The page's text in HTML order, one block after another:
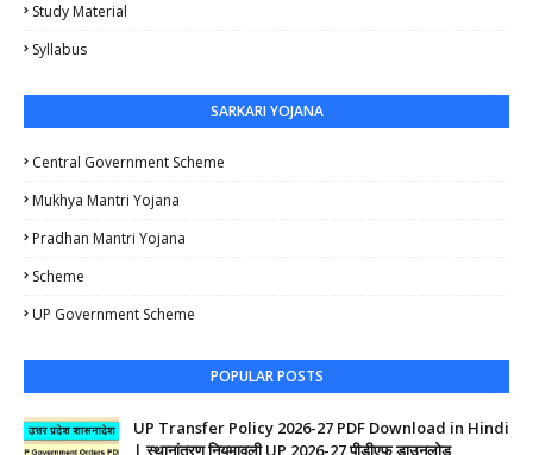
Study Material
Syllabus
SARKARI YOJANA
Central Government Scheme
Mukhya Mantri Yojana
Pradhan Mantri Yojana
Scheme
UP Government Scheme
POPULAR POSTS
UP Transfer Policy 2026-27 PDF Download in Hindi